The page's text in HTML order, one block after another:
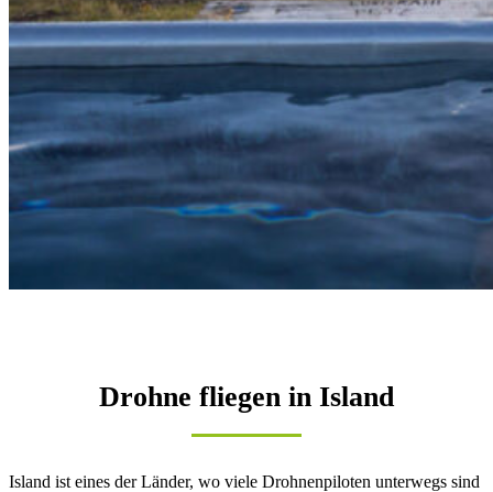
Drohne fliegen in Island
Island ist eines der Länder, wo viele Drohnenpiloten unterwegs sind